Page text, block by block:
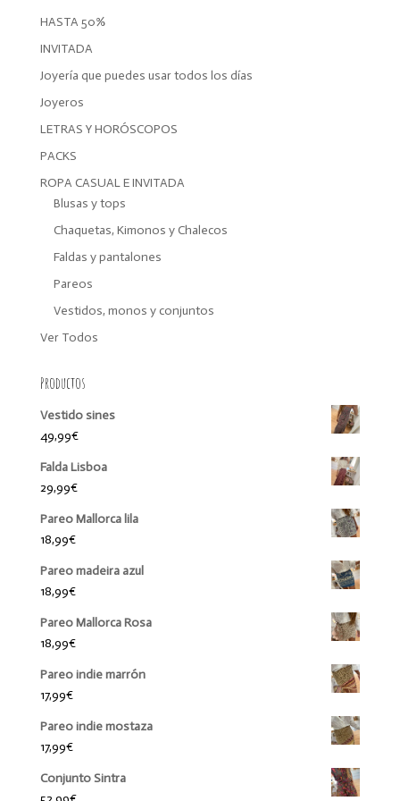
HASTA 50%
INVITADA
Joyería que puedes usar todos los días
Joyeros
LETRAS Y HORÓSCOPOS
PACKS
ROPA CASUAL E INVITADA
Blusas y tops
Chaquetas, Kimonos y Chalecos
Faldas y pantalones
Pareos
Vestidos, monos y conjuntos
Ver Todos
Productos
Vestido sines
49,99€
Falda Lisboa
29,99€
Pareo Mallorca lila
18,99€
Pareo madeira azul
18,99€
Pareo Mallorca Rosa
18,99€
Pareo indie marrón
17,99€
Pareo indie mostaza
17,99€
Conjunto Sintra